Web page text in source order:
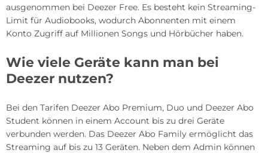
ausgenommen bei Deezer Free. Es besteht kein Streaming-
Limit für Audiobooks, wodurch Abonnenten mit einem
Konto Zugriff auf Millionen Songs und Hörbücher haben.
Wie viele Geräte kann man bei
Deezer nutzen?
Bei den Tarifen Deezer Abo Premium, Duo und Deezer Abo
Student können in einem Account bis zu drei Geräte
verbunden werden. Das Deezer Abo Family ermöglicht das
Streaming auf bis zu 13 Geräten. Neben dem Admin können